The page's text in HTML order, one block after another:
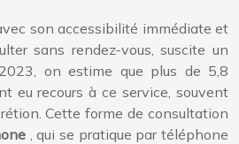
son accessibilité immédiate et
sans rendez-vous, suscite un
on estime que plus de 5,8
eu recours à ce service, souvent
Cette forme de consultation
, qui se pratique par téléphone